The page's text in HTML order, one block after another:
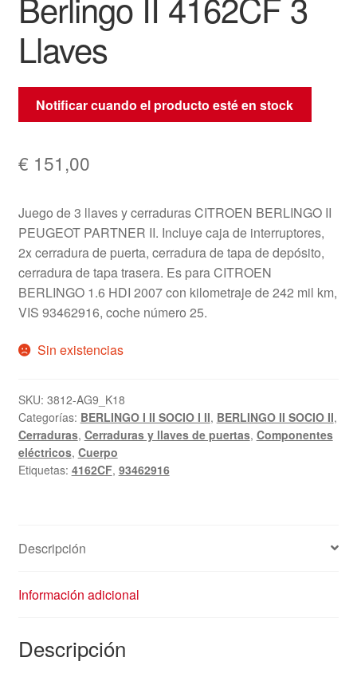
Llaves
Notificar cuando el producto esté en stock
€ 151,00
Juego de 3 llaves y cerraduras CITROEN BERLINGO II
PEUGEOT PARTNER II. Incluye caja de interruptores,
2x cerradura de puerta, cerradura de tapa de depósito,
cerradura de tapa trasera. Es para CITROEN
BERLINGO 1.6 HDI 2007 con kilometraje de 242 mil km,
VIS 93462916, coche número 25.
Sin existencias
SKU: 3812-AG9_K18
Categorías: BERLINGO I II SOCIO I II, BERLINGO II SOCIO II,
Cerraduras, Cerraduras y llaves de puertas, Componentes
eléctricos, Cuerpo
Etiquetas: 4162CF, 93462916
Descripción
Información adicional
Descripción